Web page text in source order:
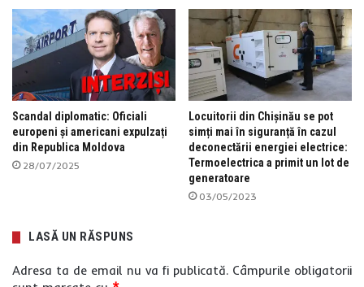
Scandal diplomatic: Oficiali
europeni și americani expulzați
din Republica Moldova
28/07/2025
Locuitorii din Chișinău se pot
simți mai în siguranță în cazul
deconectării energiei electrice:
Termoelectrica a primit un lot de
generatoare
03/05/2023
LASĂ UN RĂSPUNS
Adresa ta de email nu va fi publicată. Câmpurile obligatorii